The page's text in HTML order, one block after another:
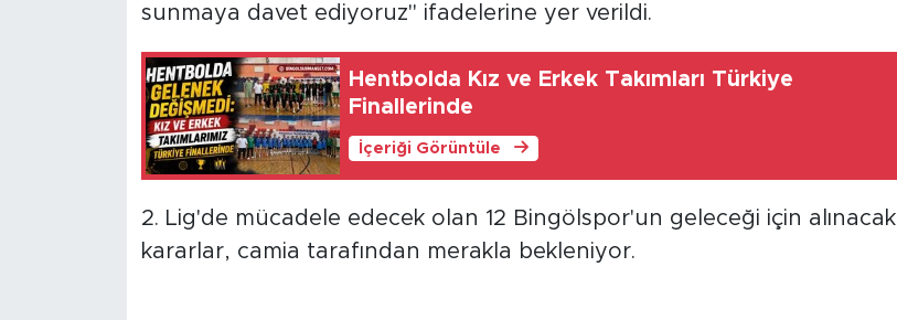
sunmaya davet ediyoruz" ifadelerine yer verildi.
Hentbolda Kız ve Erkek Takımları Türkiye
Finallerinde
İçeriği Görüntüle
2. Lig'de mücadele edecek olan 12 Bingölspor'un geleceği için alınacak
kararlar, camia tarafından merakla bekleniyor.